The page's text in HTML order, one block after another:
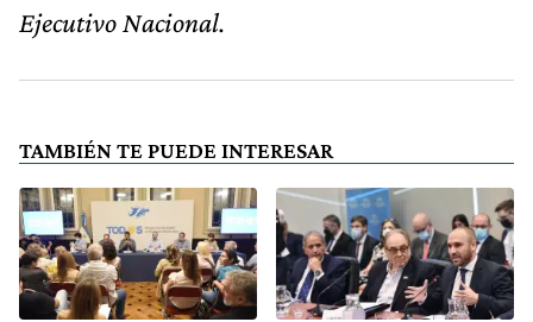
Ejecutivo Nacional.
TAMBIÉN TE PUEDE INTERESAR